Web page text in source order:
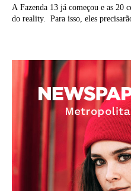
A Fazenda 13 já começou e as 20
do reality. Para isso, eles